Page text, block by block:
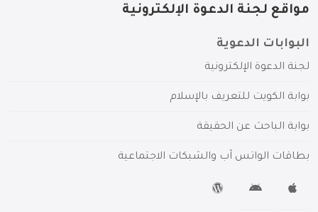
مواقع لجنة الدعوة الإلكترونية
البوابات الدعوية
لجنة الدعوة الإلكترونية
بوابة الكويت للتعريف بالإسلام
بوابة الباحث عن الحقيقة
بطاقات الواتس آب والشبكات الاجتماعية